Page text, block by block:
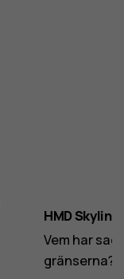
HMD Skyline
Vem har
gränserna?